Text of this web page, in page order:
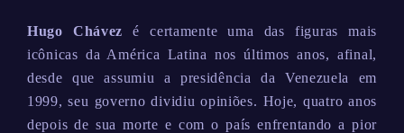
Hugo Chávez é certamente uma das figuras mais
icônicas da América Latina nos últimos anos, afinal,
desde que assumiu a presidência da Venezuela em
1999, seu governo dividiu opiniões. Hoje, quatro anos
depois de sua morte e com o país enfrentando a pior